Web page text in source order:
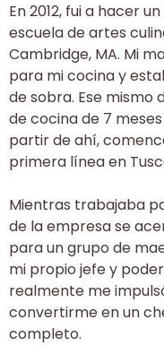
En 2012, fui a hacer
escuela de artes
Cambridge, MA. Mi
para mi cocina y
de sobra. Ese
de cocina de 7 meses
partir de ahí,
primera línea en
Mientras trabajaba
de la empresa se
para un grupo de
mi propio jefe y
realmente me
convertirme en un
completo.